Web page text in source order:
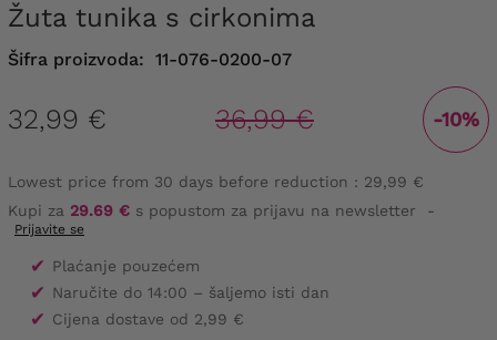
Žuta tunika s cirkonima
Šifra proizvoda: 11-076-0200-07
32,99 € 36,99 € -10%
Lowest price from 30 days before reduction : 29,99 €
Kupi za 29.69 € s popustom za prijavu na newsletter -
Prijavite se
✔ Plaćanje pouzećem
✔ Naručite do 14:00 – šaljemo isti dan
✔ Cijena dostave od 2,99 €